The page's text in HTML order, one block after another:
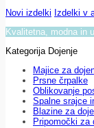
Novi izdelki Izdelki v
Kvalitetna, modna in
Kategorija Dojenje
Majice za
Prsne črpalke
Oblikovanje
Spalne srajce
Blazine za
Pripomočki za